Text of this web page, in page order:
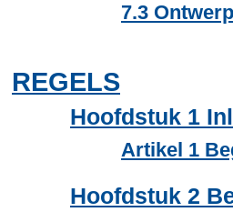
7.3 Ontwerp
REGELS
Hoofdstuk 1
Artikel 1
Hoofdstuk 2